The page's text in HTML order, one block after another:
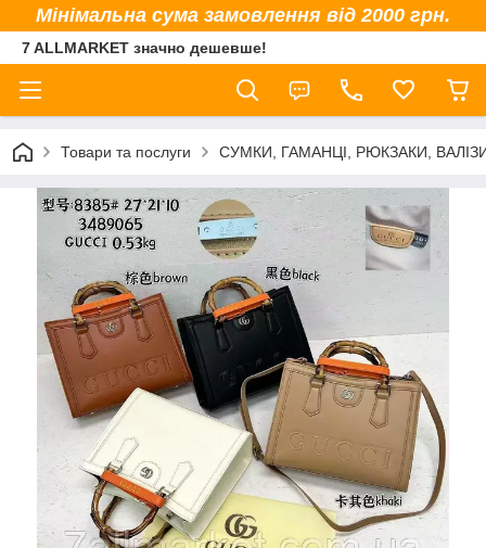
Мінімальна сума замовлення від 2000 грн.
7 ALLMARKET значно дешевше!
Товари та послуги СУМКИ, ГАМАНЦІ, РЮКЗАКИ,